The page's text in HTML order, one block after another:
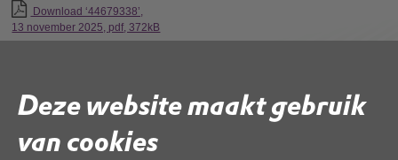
Deze website maakt gebruik
van cookies
Download ‘44679338’,
13 november 2025, pdf, 372kB